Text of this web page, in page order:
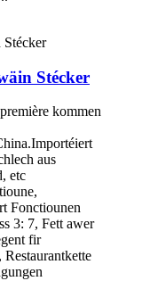
Stécker
kommen
aus
etc
Fonctiounen
3: 7, Fett awer
fir